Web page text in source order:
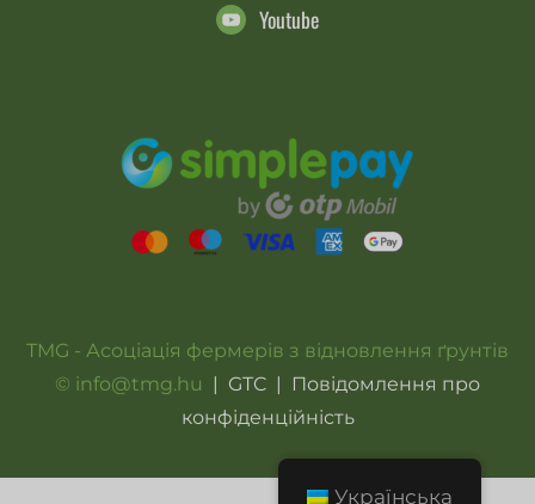
Youtube
TMG - Асоціація фермерів з відновлення ґрунтів
© info@tmg.hu
GTC
Повідомлення про
конфіденційність
Українська